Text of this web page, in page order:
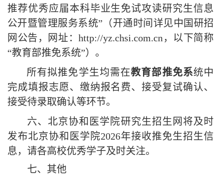
推荐优秀应届本科毕业生免试攻读研究生信息
公开暨管理服务系统”（开通时间详见中国研招
网公告，网址：http://yz.chsi.com.cn，以下简称
“教育部推免系统”）。
所有拟推免学生均需在教育部推免系统中
完成填报志愿、缴纳报名费、接受复试确认、
接受待录取确认等环节。
六、北京协和医学院研究生招生网将及时
发布北京协和医学院2026年接收推免生招生信
息，请各高校优秀学子及时关注。
七、其他